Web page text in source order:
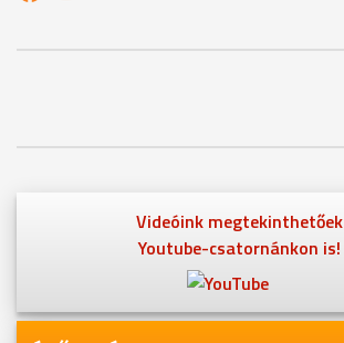
Videóink megtekinthetőek
Youtube-csatornánkon is!